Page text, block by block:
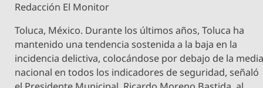
Redacción El Monitor
Toluca, México. Durante los últimos años, Toluca ha
mantenido una tendencia sostenida a la baja en la
incidencia delictiva, colocándose por debajo de la
nacional en todos los indicadores de seguridad, señaló